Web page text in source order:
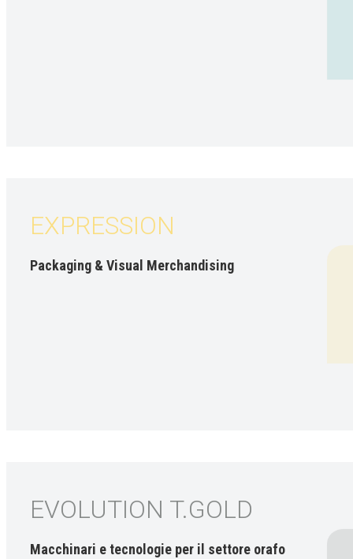
EXPRESSION
Packaging & Visual Merchandising
EVOLUTION T.GOLD
Macchinari e tecnologie per il settore orafo